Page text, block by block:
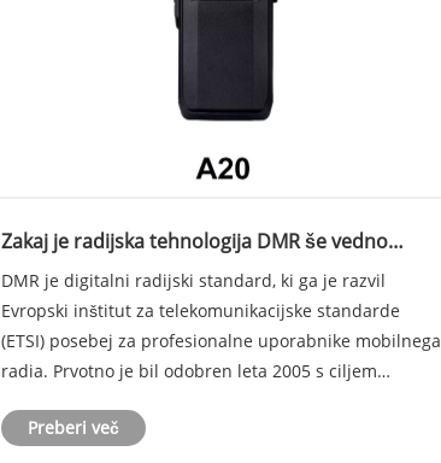
Zakaj je radijska tehnologija DMR še vedno
DMR je digitalni radijski standard, ki ga je razvil
Evropski inštitut za telekomunikacijske standarde
(ETSI) posebej za profesionalne uporabnike mobilnega
radia. Prvotno je bil odobren leta 2005 s ciljem
uporabnikov.
Preberi več